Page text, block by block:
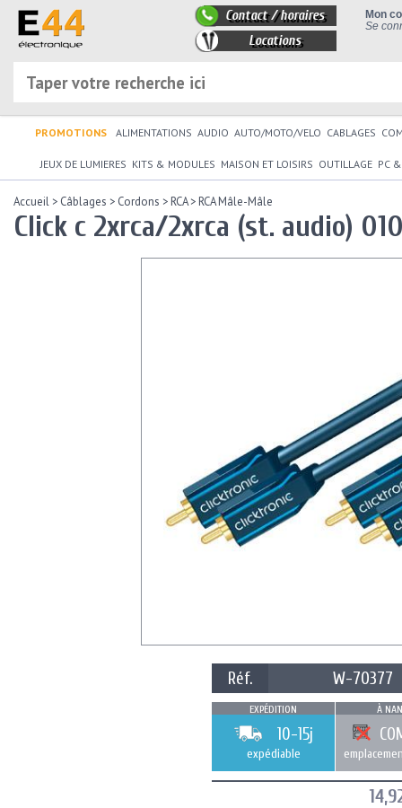
Mon
Se
Contact / horaires
Locations
PROMOTIONS ALIMENTATIONS AUDIO AUTO/MOTO/VELO CABLAGES
JEUX DE LUMIERES KITS & MODULES MAISON ET LOISIRS OUTILLAGE PC
Accueil > Câblages > Cordons >RCA>RCA Mâle-Mâle
Click c 2xrca/2xrca (st. audio)
Réf. W-70377
EXPÉDITION
10-15j
expédiable
À